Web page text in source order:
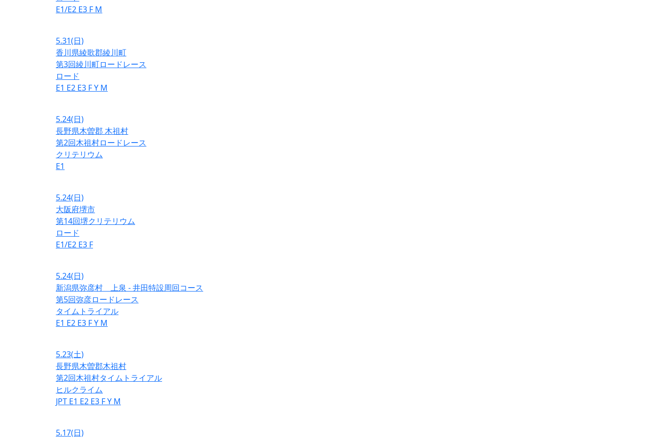
E1/E2 E3 F M
5.31(日)
香川県綾歌郡綾川町
第3回綾川町ロードレース
ロード
E1 E2 E3 FY M
5.24(日)
長野県木曽郡 木祖村
第2回木祖村ロードレース
クリテリウム
E1
5.24(日)
大阪府堺市
第14回堺クリテリウム
ロード
E1/E2 E3 F
5.24(日)
新潟県弥彦村 上泉 - 井田特設周回コース
第5回弥彦ロードレース
タイムトライアル
E1 E2 E3 FY M
5.23(土)
長野県木曽郡木祖村
第2回木祖村タイムトライアル
ヒルクライム
JPT E1 E2 E3 FY M
5.17(日)